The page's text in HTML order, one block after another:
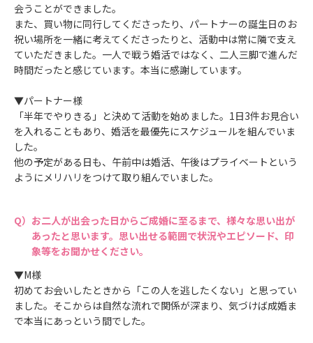
会うことができました。
また、買い物に同行してくださったり、パートナーの誕生日のお
祝い場所を一緒に考えてくださったりと、活動中は常に隣で支え
ていただきました。一人で戦う婚活ではなく、二人三脚で進んだ
時間だったと感じています。本当に感謝しています。
▼パートナー様
「半年でやりきる」と決めて活動を始めました。1日3件お見合い
を入れることもあり、婚活を最優先にスケジュールを組んでいま
した。
他の予定がある日も、午前中は婚活、午後はプライベートという
ようにメリハリをつけて取り組んでいました。
お二人が出会った日からご成婚に至るまで、様々な思い出が
あったと思います。思い出せる範囲で状況やエピソード、印
象等をお聞かせください。
▼M様
初めてお会いしたときから「この人を逃したくない」と思ってい
ました。そこからは自然な流れで関係が深まり、気づけば成婚ま
で本当にあっという間でした。